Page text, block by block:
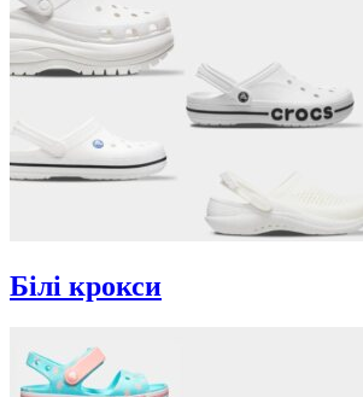
Білі крокси